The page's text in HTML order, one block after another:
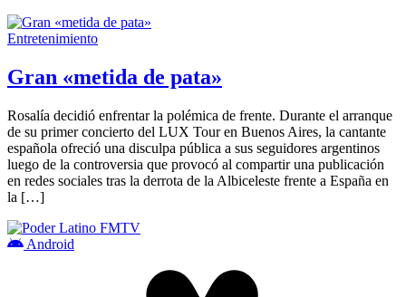
Entretenimiento
Gran «metida de pata»
Rosalía decidió enfrentar la polémica de frente. Durante el arranque
de su primer concierto del LUX Tour en Buenos Aires, la cantante
española ofreció una disculpa pública a sus seguidores argentinos
luego de la controversia que provocó al compartir una publicación
en redes sociales tras la derrota de la Albiceleste frente a España en
la […]
Android